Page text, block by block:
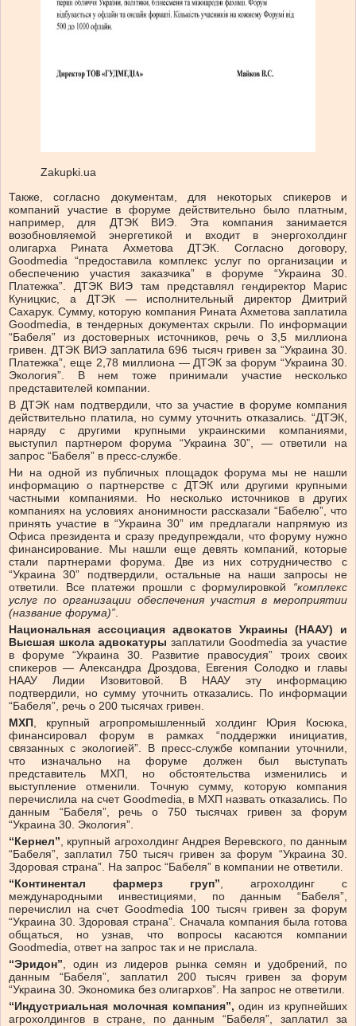
Zakupki.ua
Также, согласно документам, для некоторых спикеров и
компаний участие в форуме действительно было платным,
например, для ДТЭК ВИЭ. Эта компания занимается
возобновляемой энергетикой и входит в энергохолдинг
олигарха Рината Ахметова ДТЭК. Согласно договору,
Goodmedia “предоставила комплекс услуг по организации и
обеспечению участия заказчика” в форуме “Украина 30.
Платежка”. ДТЭК ВИЭ там представлял гендиректор Марис
Куницкис, а ДТЭК — исполнительный директор Дмитрий
Сахарук. Сумму, которую компания Рината Ахметова заплатила
Goodmedia, в тендерных документах скрыли. По информации
“Бабеля” из достоверных источников, речь о 3,5 миллиона
гривен. ДТЭК ВИЭ заплатила 696 тысяч гривен за “Украина 30.
Платежка”, еще 2,78 миллиона — ДТЭК за форум “Украина 30.
Экология”. В нем тоже принимали участие несколько
представителей компании.
В ДТЭК нам подтвердили, что за участие в форуме компания
действительно платила, но сумму уточнить отказались. “ДТЭК,
наряду с другими крупными украинскими компаниями,
выступил партнером форума “Украина 30”, — ответили на
запрос “Бабеля” в пресс-службе.
Ни на одной из публичных площадок форума мы не нашли
информацию о партнерстве с ДТЭК или другими крупными
частными компаниями. Но несколько источников в других
компаниях на условиях анонимности рассказали “Бабелю”, что
принять участие в “Украина 30” им предлагали напрямую из
Офиса президента и сразу предупреждали, что форуму нужно
финансирование. Мы нашли еще девять компаний, которые
стали партнерами форума. Две из них сотрудничество с
“Украина 30” подтвердили, остальные на наши запросы не
ответили. Все платежи прошли с формулировкой “комплекс
услуг по организации обеспечения участия в мероприятии
(название форума)”
Национальная ассоциация адвокатов Украины (НААУ) и
Высшая школа адвокатуры заплатили Goodmedia за участие
в форуме “Украина 30. Развитие правосудия” троих своих
спикеров — Александра Дроздова, Евгения Солодко и главы
НААУ Лидии Изовитовой. В НААУ эту информацию
подтвердили, но сумму уточнить отказались. По информации
“Бабеля”, речь о 200 тысячах гривен.
МХП , крупный агропромышленный холдинг Юрия Косюка,
финансировал форум в рамках “поддержки инициатив,
связанных с экологией”. В пресс-службе компании уточнили,
что изначально на форуме должен был выступать
представитель МХП, но обстоятельства изменились и
выступление отменили. Точную сумму, которую компания
перечислила на счет Goodmedia, в МХП назвать отказались. По
данным “Бабеля”, речь о 750 тысячах гривен за форум
“Украина 30. Экология”.
“Кернел” , крупный агрохолдинг Андрея Веревского, по данным
“Бабеля”, заплатил 750 тысяч гривен за форум “Украина 30.
Здоровая страна”. На запрос “Бабеля” в компании не ответили.
“Континентал фармерз груп” , агрохолдинг с
международными инвестициями, по данным “Бабеля”,
перечислил на счет Goodmedia 100 тысяч гривен за форум
“Украина 30. Здоровая страна”. Сначала компания была готова
общаться, но узнав, что вопросы касаются компании
Goodmedia, ответ на запрос так и не прислала.
“Эридон” , один из лидеров рынка семян и удобрений, по
данным “Бабеля”, заплатил 200 тысяч гривен за форум
“Украина 30. Экономика без олигархов”. На запрос не ответили.
“Индустриальная молочная компания”,один из крупнейших
агрохолдингов в стране, по данным “Бабеля”, заплатил за